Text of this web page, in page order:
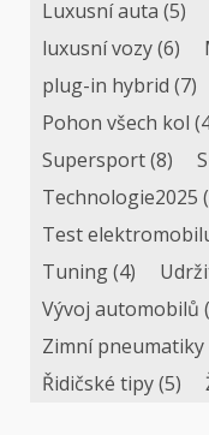
Luxusní auta (5)
luxusní vozy(6)
plug-in hybrid (7)
Pohon všech kol
Supersport(8)
Technologie2025
Test
Tuning(4)
Vývoj automobilů
Zimní pneumatiky
Řidičské tipy(5)